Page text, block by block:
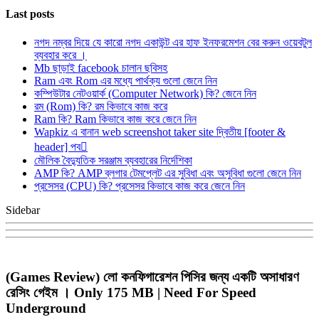
Last posts
নগদ নম্বর দিয়ে যে কারো নগদ একাউন্ট এর হাফ ইনফরমেশন বের করুন ওয়েবটুল
ব্যবহার করে ।
Mb ছাড়াই facebook চালান ছবিসহ
Ram এবং Rom এর মধ্যে পার্থক্য গুলো জেনে নিন
কম্পিউটার নেটওয়ার্ক (Computer Network) কি? জেনে নিন
রম (Rom) কি? রম কিভাবে কাজ করে
Ram কি? Ram কিভাবে কাজ করে জেনে নিন
Wapkiz এ বানান web screenshot taker site দ্বিতীয় [footer &
header] পব
মৌলিক বৈদ্যুতিক সরঞ্জাম ব্যবহারের নির্দেশিকা
AMP কি? AMP ব্লগার টেমপ্লেট এর সুবিধা এবং অসুবিধা গুলো জেনে নিন
প্রসেসর (CPU) কি? প্রসেসর কিভাবে কাজ করে জেনে নিন
Sidebar
(Games Review) লো কনফিগারেশন পিসির জন্য একটি অসাধারণ
রেসিং গেইম । Only 175 MB | Need For Speed
Underground